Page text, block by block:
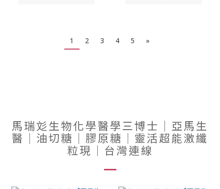
1 2 3 4 5 »
馬瑞彣生物化學醫學三博士｜亞馬生
醫｜油切糖｜膠原糖｜靈活超能激纖
粒現｜台灣連線